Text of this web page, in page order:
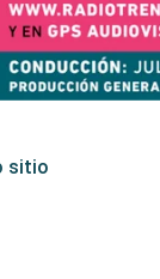
sitio